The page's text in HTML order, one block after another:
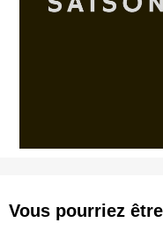
Vous pourriez